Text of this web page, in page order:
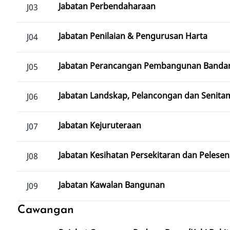
J03 Jabatan Perbendaharaan
J04 Jabatan Penilaian & Pengurusan Harta
J05 Jabatan Perancangan Pembangunan
J06 Jabatan Landskap, Pelancongan dan
J07 Jabatan Kejuruteraan
J08 Jabatan Kesihatan Persekitaran dan
J09 Jabatan Kawalan Bangunan
Cawangan